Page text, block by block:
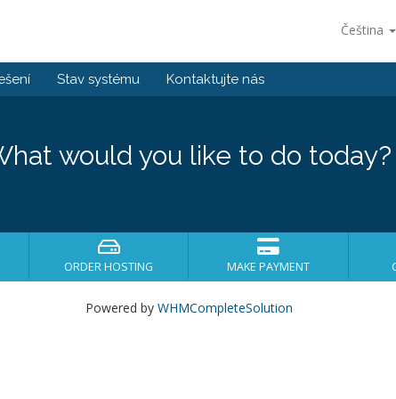
Čeština
Stav systému Kontaktujte nás
would you like to do today?
ORDER HOSTING MAKE PAYMENT
Powered by WHMCompleteSolution